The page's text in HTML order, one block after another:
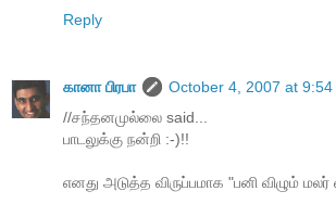
Reply
கானா பிரபா
October 4, 2007 at 9:54
//சந்தனமுல்லை said...
பாடலுக்கு நன்றி :-)!!
எனது அடுத்த விருப்பமாக "பனி விழும்